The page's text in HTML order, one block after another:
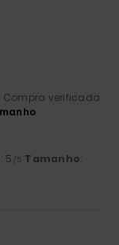
Compra verificada
: 5 /5 Tamanho: